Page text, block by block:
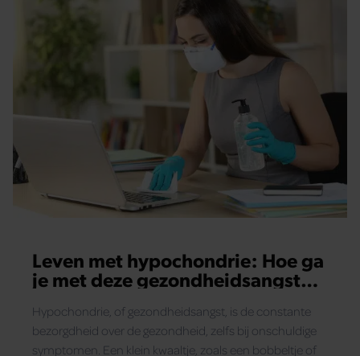
Leven met hypochondrie: Hoe ga
je met deze gezondheidsangst
Hypochondrie, of gezondheidsangst, is de constante
bezorgdheid over de gezondheid, zelfs bij onschuldige
symptomen. Een klein kwaaltje, zoals een bobbeltje of